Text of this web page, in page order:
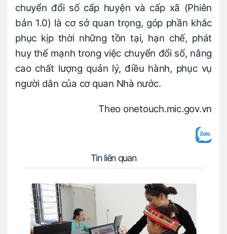
chuyển đổi số cấp huyện và cấp xã (Phiên
bản 1.0) là cơ sở quan trọng, góp phần khắc
phục kịp thời những tồn tại, hạn chế, phát
huy thế mạnh trong việc chuyển đổi số, nâng
cao chất lượng quản lý, điều hành, phục vụ
người dân của cơ quan Nhà nước.
Theo onetouch.mic.gov.vn
Tin liên quan